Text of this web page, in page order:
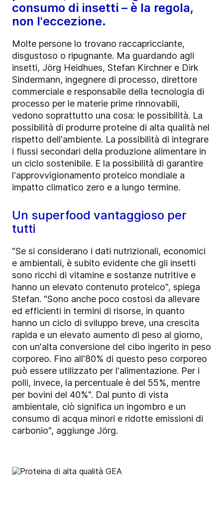
consumo di insetti – è la regola,
non l'eccezione.
Molte persone lo trovano raccapricciante,
disgustoso o ripugnante. Ma guardando agli
insetti, Jörg Heidhues, Stefan Kirchner e Dirk
Sindermann, ingegnere di processo, direttore
commerciale e responsabile della tecnologia di
processo per le materie prime rinnovabili,
vedono soprattutto una cosa: le possibilità. La
possibilità di produrre proteine di alta qualità nel
rispetto dell'ambiente. La possibilità di integrare
i flussi secondari della produzione alimentare in
un ciclo sostenibile. E la possibilità di garantire
l'approvvigionamento proteico mondiale a
impatto climatico zero e a lungo termine.
Un superfood vantaggioso per
tutti
"Se si considerano i dati nutrizionali, economici
e ambientali, è subito evidente che gli insetti
sono ricchi di vitamine e sostanze nutritive e
hanno un elevato contenuto proteico", spiega
Stefan. "Sono anche poco costosi da allevare
ed efficienti in termini di risorse, in quanto
hanno un ciclo di sviluppo breve, una crescita
rapida e un elevato aumento di peso al giorno,
con un'alta conversione del cibo ingerito in peso
corporeo. Fino all'80% di questo peso corporeo
può essere utilizzato per l'alimentazione. Per i
polli, invece, la percentuale è del 55%, mentre
per bovini del 40%". Dal punto di vista
ambientale, ciò significa un ingombro e un
consumo di acqua minori e ridotte emissioni di
carbonio", aggiunge Jörg.